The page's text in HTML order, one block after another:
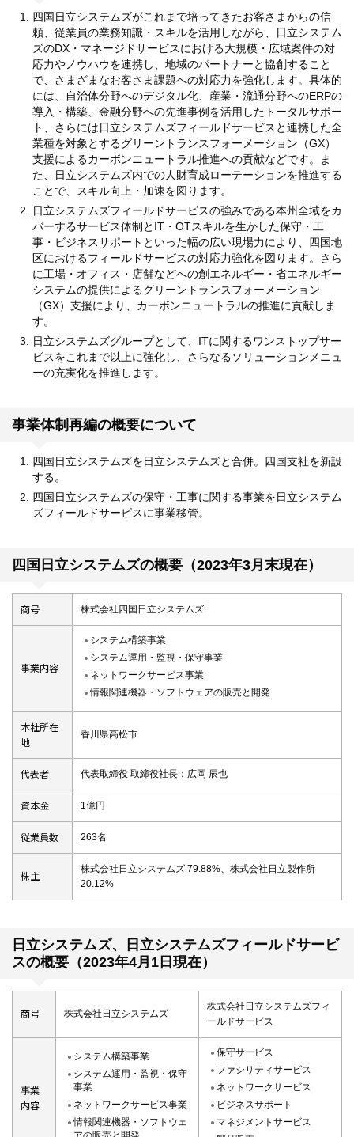
四国日立システムズがこれまで培ってきたお客さまからの信
頼、従業員の業務知識・スキルを活用しながら、日立システム
ズのDX・マネージドサービスにおける大規模・広域案件の対
応力やノウハウを連携し、地域のパートナーと協創すること
で、さまざまなお客さま課題への対応力を強化します。具体的
には、自治体分野へのデジタル化、産業・流通分野へのERPの
導入・構築、金融分野への先進事例を活用したトータルサポー
ト、さらには日立システムズフィールドサービスと連携した全
業種を対象とするグリーントランスフォーメーション（GX）
支援によるカーボンニュートラル推進への貢献などです。ま
た、日立システムズ内での人財育成ローテーションを推進する
ことで、スキル向上・加速を図ります。
日立システムズフィールドサービスの強みである本州全域をカ
バーするサービス体制とIT・OTスキルを生かした保守・工
事・ビジネスサポートといった幅の広い現場力により、四国地
区におけるフィールドサービスの対応力強化を図ります。さら
に工場・オフィス・店舗などへの創エネルギー・省エネルギー
システムの提供によるグリーントランスフォーメーション
（GX）支援により、カーボンニュートラルの推進に貢献しま
す。
日立システムズグループとして、ITに関するワンストップサー
ビスをこれまで以上に強化し、さらなるソリューションメニュ
ーの充実化を推進します。
事業体制再編の概要について
四国日立システムズを日立システムズと合併。四国支社を新設
する。
四国日立システムズの保守・工事に関する事業を日立システム
ズフィールドサービスに事業移管。
四国日立システムズの概要（2023年3月末現在）
商号 株式会社四国日立システムズ
事業内容
システム構築事業
システム運用・監視・保守事業
ネットワークサービス事業
情報関連機器・ソフトウェアの販売と開発
本社所在
地
香川県高松市
代表者 代表取締役 取締役社長：広岡 辰也
資本金 1億円
従業員数 263名
株主
株式会社日立システムズ 79.88%、株式会社日立製作所
20.12%
日立システムズ、日立システムズフィールドサービ
スの概要（2023年4月1日現在）
商号 株式会社日立システムズ
株式会社日立システムズフィ
ールドサービス
事業
内容
システム構築事業
システム運用・監視・保守
事業
ネットワークサービス事業
情報関連機器・ソフトウェ
保守サービス
ファシリティサービス
ネットワークサービス
ビジネスサポート
マネジメントサービス